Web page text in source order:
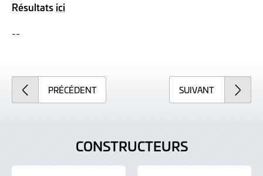
Résultats ici
--
PRÉCÉDENT SUIVANT
CONSTRUCTEURS